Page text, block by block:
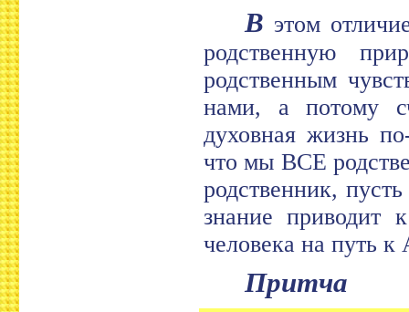
В этом
родственную
родственным
нами, а потому
духовная жизнь
что мы ВСЕ
родственник,
знание приводит
человека на путь
Притча